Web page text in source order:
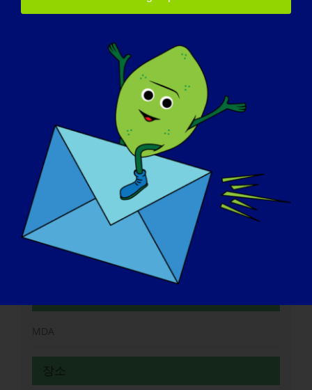
오전 11:00 - 오후 4:30
비용:
웹사이트:
https://www.mda.org/care/mda-engage/disease-
symposia/lgmd-symposium-2021
장소
MDA